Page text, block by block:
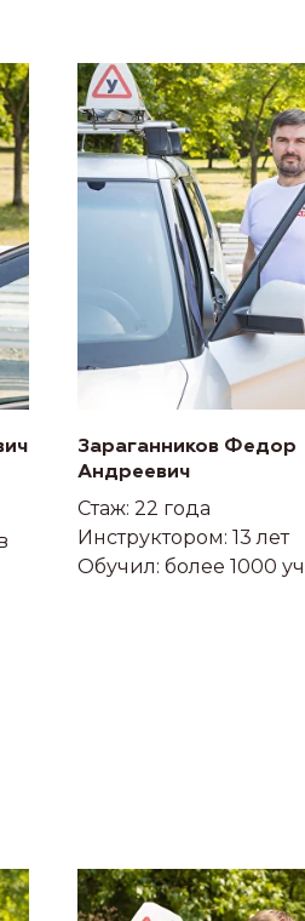
Зараганников Федор
Андреевич
Стаж: 22 года
Инструктором: 13 лет
Обучил: более 1000